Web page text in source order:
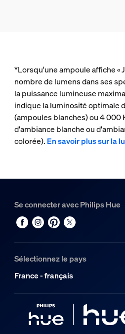
*Lorsqu'une ampoule affiche «
nombre de lumens dans ses
la puissance lumineuse
indique la luminosité optimale
(ampoules blanches) ou 4 000
d'ambiance blanche ou
colorée). En savoir plus sur la
Se connecter avec Philips Hue
Sélectionnez le pays
France - français